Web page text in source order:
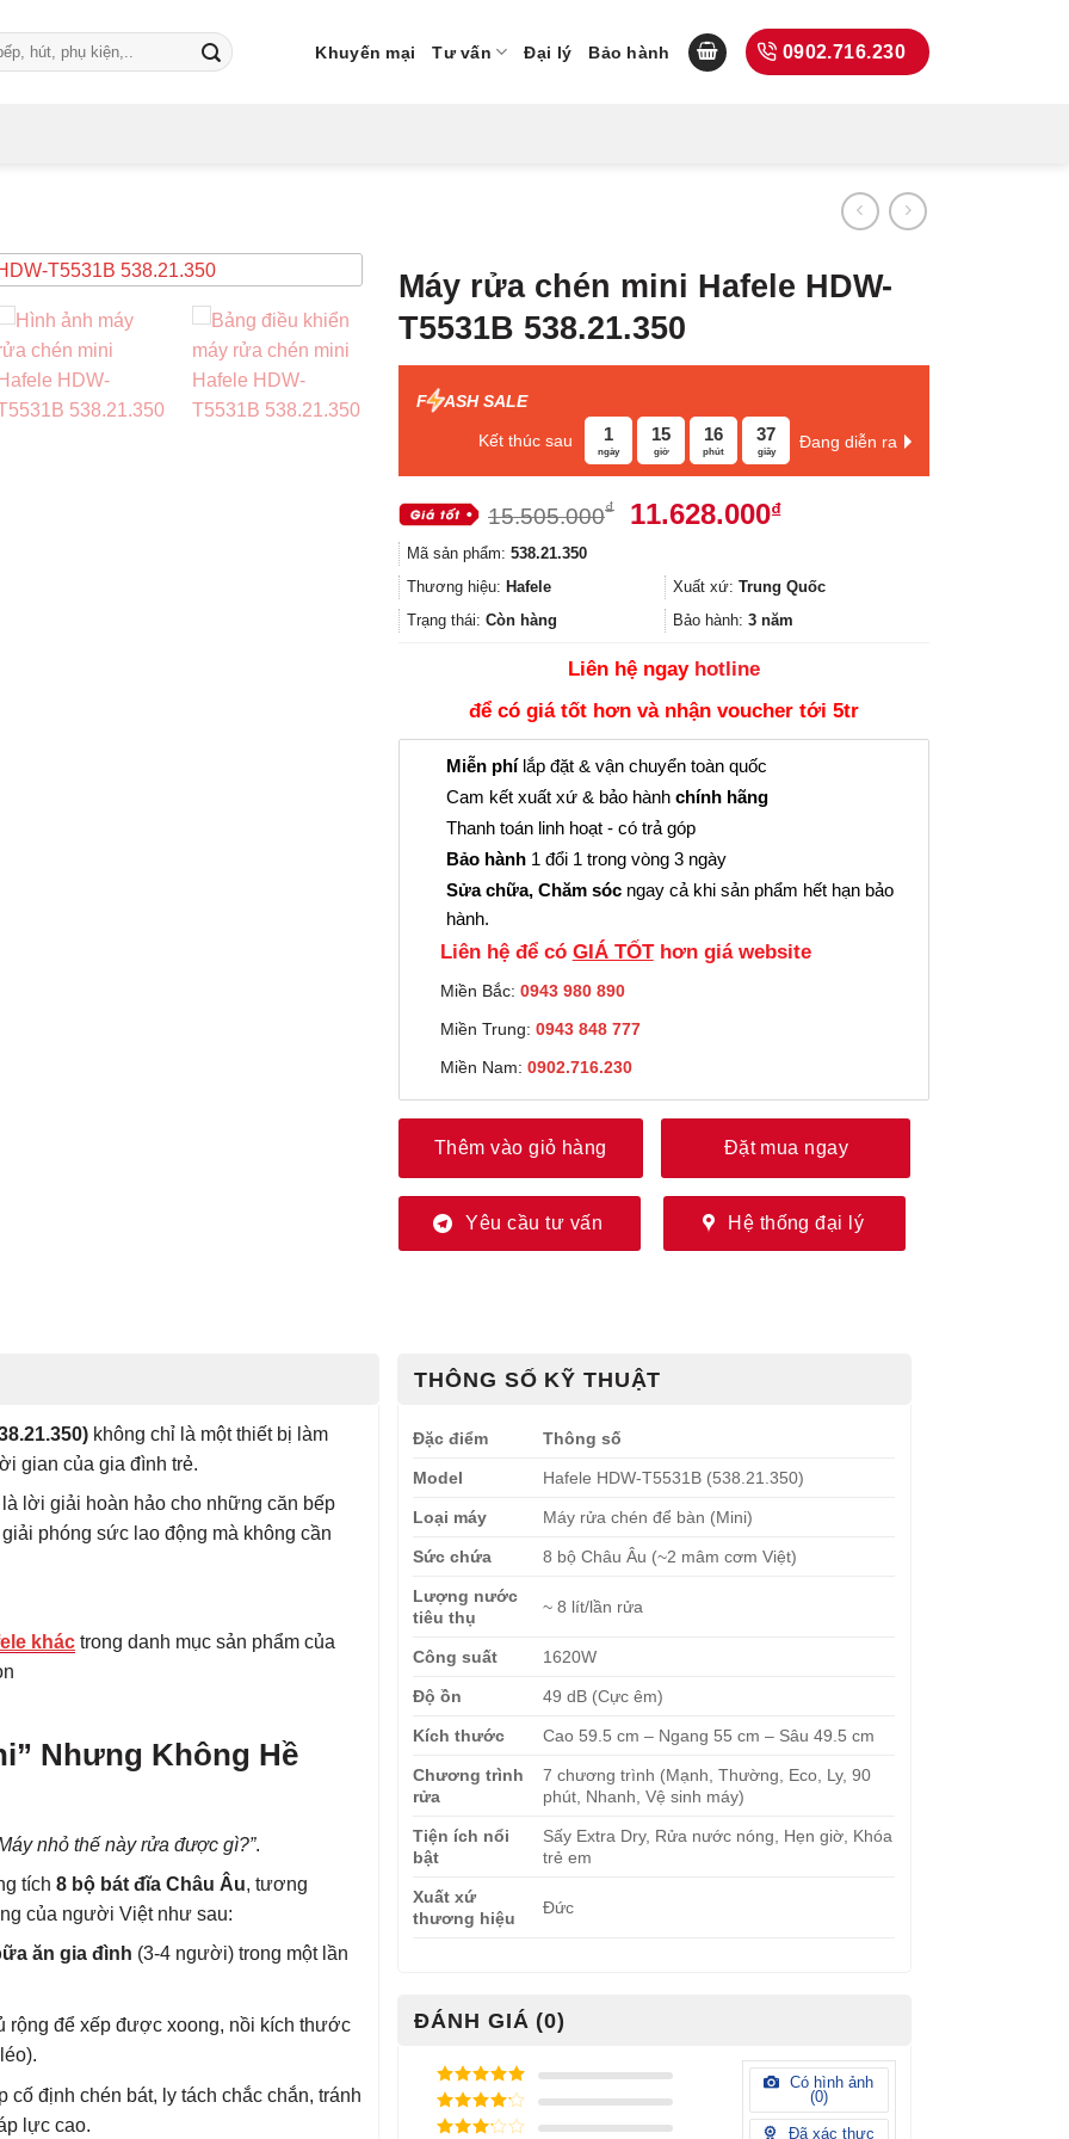
Khuyến mại Tư vấn Đại lý Bảo hành 0902.716.230
Máy rửa chén mini Hafele HDW-
T5531B 538.21.350
F ASH SALE
Kết thúc sau 1
ngày
15
giờ
16
phút
36
giây
Đang diễn ra
15.505.000₫
Giá
15.505.000₫.
11.628.000₫Giá
là:
11.628.000₫.
Mã sản phẩm: 538.21.350
Thương hiệu: Hafele Xuất xứ: Trung Quốc
Trạng thái: Còn hàng Bảo hành: 3 năm
Liên hệ ngay hotline
để có giá tốt hơn và nhận voucher tới 5tr
Miễn phílắp đặt & vận chuyển toàn quốc
Cam kết xuất xứ & bảo hành chính hãng
Thanh toán linh hoạt - có trả góp
Bảo hành 1 đổi 1 trong vòng 3 ngày
Sửa chữa, Chăm sóc ngay cả khi sản phẩm hết hạn bảo
hành.
Liên hệ để có GIÁ TỐThơn giá website
Miền Bắc: 0943 980 890
Miền Trung: 0943 848 777
Miền Nam: 0902.716.230
Thêm vào giỏ hàng Đặt mua ngay
Yêu cầu tư vấn Hệ thống đại lý
không chỉ là một thiết bị làm
gian của gia đình trẻ.
lời giải hoàn hảo cho những căn bếp
phóng sức lao động mà không cần
khác trong danh mục sản phẩm của
Nhưng Không Hề
nhỏ thế này rửa được gì?”.
tích 8 bộ bát đĩa Châu Âu, tương
của người Việt như sau:
ăn gia đình (3-4 người) trong một lần
rộng để xếp được xoong, nồi kích thước
cố định chén bát, ly tách chắc chắn, tránh
lực cao.
THÔNG SỐ KỸ THUẬT
Đặc điểm Thông số
Model Hafele HDW-T5531B (538.21.350)
Loại máy Máy rửa chén để bàn (Mini)
Sức chứa 8 bộ Châu Âu (~2 mâm cơm Việt)
Lượng nước
tiêu thụ
~ 8 lít/lần rửa
Công suất 1620W
Độ ồn 49 dB (Cực êm)
Kích thước Cao 59.5 cm – Ngang 55 cm – Sâu 49.5 cm
Chương trình
rửa
7 chương trình (Mạnh, Thường, Eco, Ly, 90
phút, Nhanh, Vệ sinh máy)
Tiện ích nổi
bật
Sấy Extra Dry, Rửa nước nóng, Hẹn giờ, Khóa
trẻ em
Xuất xứ
thương hiệu
Đức
ĐÁNH GIÁ (0)
Được xếp
hạng
5
5
sao
Được xếp
Có hình ảnh
(0)
Đã xác thực